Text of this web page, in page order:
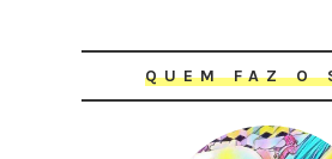
QUEM FAZ O